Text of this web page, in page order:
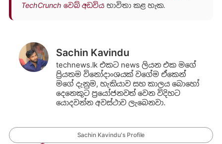
TechCrunch වෙබ් අඩවියභාවිතා කළ හැක.
Sachin Kavindu
technews.lk එකට news ලියන එක මගේ
ප්‍රියතම විනෝදාංශයක් වගේම ඒකෙන්
මගේ දැනුම, හැකියාව සහ කාලය බොහෝ
දෙනෙකුට ප්‍රයෝජනවත් වෙන විදිහට
යොදවන්න අවස්ථාව ලැබෙනවා.
Sachin Kavindu's Profile